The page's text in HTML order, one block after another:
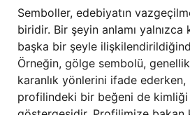
Semboller, edebiyatın
biridir. Bir şeyin anlamı
başka bir şeyle
Örneğin, gölge sembolü,
karanlık yönlerini ifade ederken,
profilindeki bir beğeni de kimliği